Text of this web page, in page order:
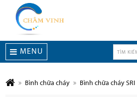
MENU
Bình chữa cháy Bình chữa cháy SRI